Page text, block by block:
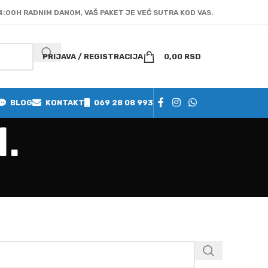
RADNIM DANOM, VAŠ PAKET JE VEĆ SUTRA KOD VAS.
PRIJAVA / REGISTRACIJA 0,00 RSD
BLOG KONTAKT 069 28 08 993